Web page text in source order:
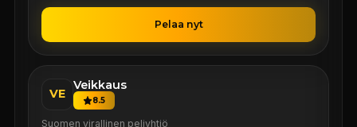
Pelaa nyt
VE
Veikkaus
8.5
Suomen virallinen peliyhtiö